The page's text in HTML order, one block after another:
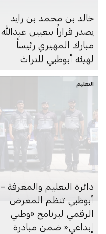
خالد بن محمد بن زايد
يصدر قراراً بتعيين عبدالله
مبارك المهيري رئيساً
لهيئة أبوظبي للتراث
التعليم
دائرة التعليم والمعرفة –
أبوظبي تنظم المعرض
الرقمي لبرنامج «وطني
إبداعي« ضمن مبادرة